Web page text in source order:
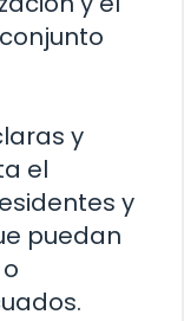
y
el
y
puedan